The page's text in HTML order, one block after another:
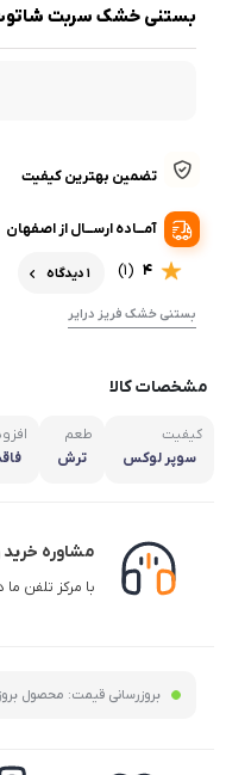
بستنی خشک سربت
تضمین بهترین کیفیت
آمـــاده ارســـال از اصفهان
4
(1) 1 دیدگاه
بستنی خشک فریز درایر
مشخصات کالا
کیفیت
سوپر لوکس
طعم
ترش
مشاوره
با مرکز تلفن ما
بروزرسانی قیمت: محصول